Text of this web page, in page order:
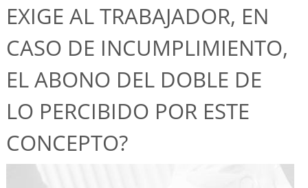
EXIGE AL TRABAJADOR, EN
CASO DE INCUMPLIMIENTO,
EL ABONO DEL DOBLE DE
LO PERCIBIDO POR ESTE
CONCEPTO?